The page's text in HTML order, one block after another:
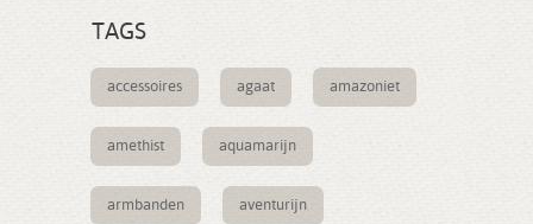
TAGS
accessoires agaat amazoniet
amethist aquamarijn
armbanden aventurijn